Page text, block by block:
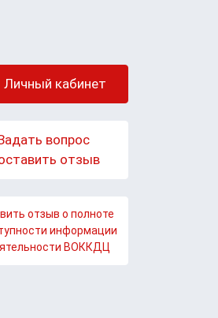
Личный кабинет
вопрос
отзыв
отзыв о полноте
информации
ВОККДЦ